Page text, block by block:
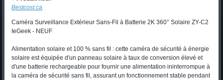
Bestcost.ca
Caméra Surveillance Extérieur Sans-Fil à Batterie 2K 360° Solaire ZY-C2
IeGeek - NEUF
Alimentation solaire et 100 % sans fil : cette caméra de sécurité à énergie
solaire est équipée d'un panneau solaire à taux de conversion élevé et
d'une batterie rechargeable pour fournir une alimentation ininterrompue à
la caméra de sécurité sans fil, assurant un fonctionnement stable pendant